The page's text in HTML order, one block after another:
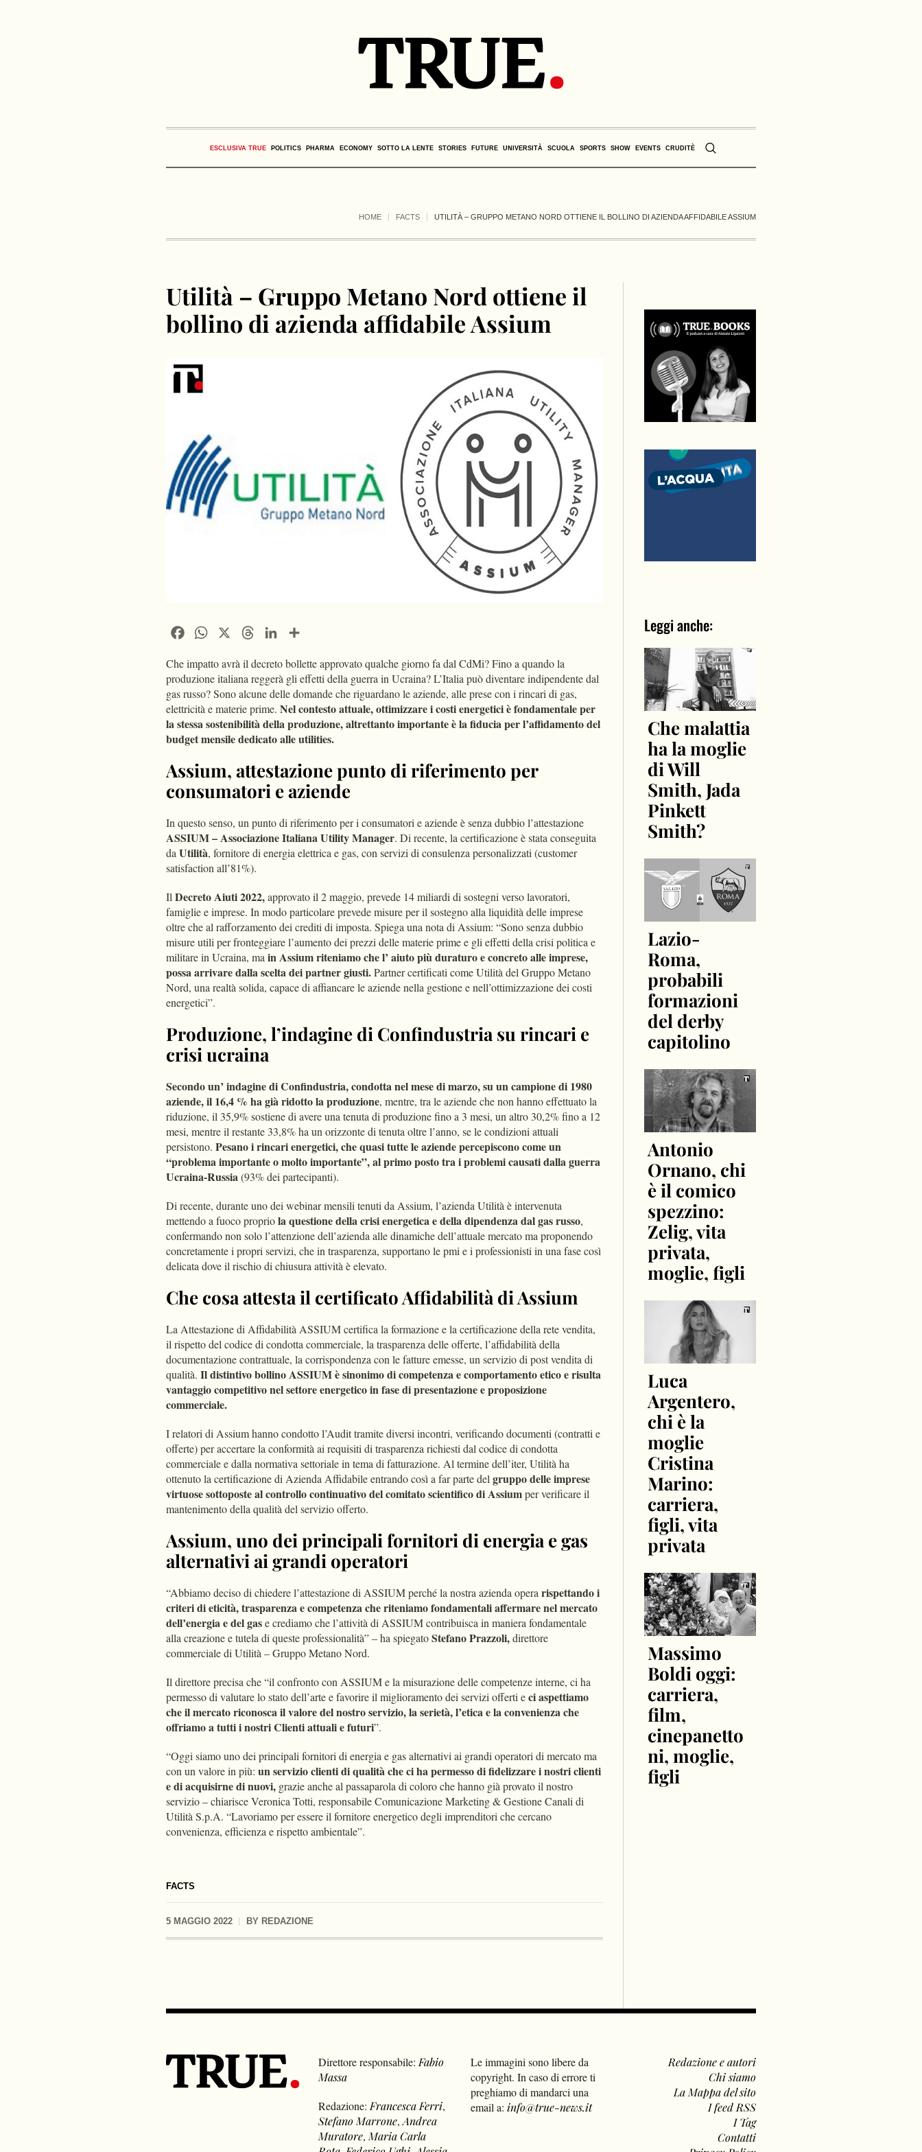
ESCLUSIVA TRUE POLITICS PHARMA ECONOMY SOTTO LA LENTE STORIES FUTURE UNIVERSITÀ SCUOLA SPORTS SHOW EVENTS CRUDITÈ
HOME FACTS UTILITÀ – GRUPPO METANO NORD OTTIENE IL BOLLINO DI AZIENDA AFFIDABILE ASSIUM
FACTS
Utilità – Gruppo Metano Nord ottiene il
bollino di azienda affidabile Assium
5 MAGGIO 2022 BY REDAZIONE
FacebookWhatsApp ThreadsLinkedIn
Che impatto avrà il decreto bollette approvato qualche giorno fa dal CdMi? Fino a quando la
produzione italiana reggerà gli effetti della guerra in Ucraina? L’Italia può diventare indipendente dal
gas russo? Sono alcune delle domande che riguardano le aziende, alle prese con i rincari di gas,
elettricità e materie prime. Nel contesto attuale, ottimizzare i costi energetici è fondamentale per
la stessa sostenibilità della produzione, altrettanto importante è la fiducia per l’affidamento del
budget mensile dedicato alle utilities.
Assium, attestazione punto di riferimento per
consumatori e aziende
In questo senso, un punto di riferimento per i consumatori e aziende è senza dubbio l’attestazione
ASSIUM – Associazione Italiana Utility Manager. Di recente, la certificazione è stata conseguita
daUtilità, fornitore di energia elettrica e gas, con servizi di consulenza personalizzati (customer
satisfaction all’81%).
IlDecreto Aiuti 2022,approvato il 2 maggio, prevede 14 miliardi di sostegni verso lavoratori,
famiglie e imprese. In modo particolare prevede misure per il sostegno alla liquidità delle imprese
oltre che al rafforzamento dei crediti di imposta. Spiega una nota di Assium: “Sono senza dubbio
misure utili per fronteggiare l’aumento dei prezzi delle materie prime e gli effetti della crisi politica e
militare in Ucraina, main Assium riteniamo che l’ aiuto più duraturo e concreto alle imprese,
possa arrivare dalla scelta dei partner giusti.Partner certificati come Utilità del Gruppo Metano
Nord, una realtà solida, capace di affiancare le aziende nella gestione e nell’ottimizzazione dei costi
energetici”.
Produzione, l’indagine di Confindustria su rincari e
crisi ucraina
Secondo un’ indagine di Confindustria, condotta nel mese di marzo, su un campione di 1980
aziende, il 16,4 % ha già ridotto la produzione, mentre, tra le aziende che non hanno effettuato la
riduzione, il 35,9% sostiene di avere una tenuta di produzione fino a 3 mesi, un altro 30,2% fino a 12
mesi, mentre il restante 33,8% ha un orizzonte di tenuta oltre l’anno, se le condizioni attuali
persistono. Pesano i rincari energetici, che quasi tutte le aziende percepiscono come un
“problema importante o molto importante”, al primo posto tra i problemi causati dalla guerra
Ucraina-Russia(93% dei partecipanti).
Di recente, durante uno dei webinar mensili tenuti da Assium, l’azienda Utilità è intervenuta
mettendo a fuoco propriola questione della crisi energetica e della dipendenza dal gas russo,
confermando non solo l’attenzione dell’azienda alle dinamiche dell’attuale mercato ma proponendo
concretamente i propri servizi, che in trasparenza, supportano le pmi e i professionisti in una fase così
delicata dove il rischio di chiusura attività è elevato.
Che cosa attesta il certificato Affidabilità di Assium
La Attestazione di Affidabilità ASSIUM certifica la formazione e la certificazione della rete vendita,
il rispetto del codice di condotta commerciale, la trasparenza delle offerte, l’affidabilità della
documentazione contrattuale, la corrispondenza con le fatture emesse, un servizio di post vendita di
qualità. Il distintivo bollino ASSIUM è sinonimo di competenza e comportamento etico e risulta
vantaggio competitivo nel settore energetico in fase di presentazione e proposizione
commerciale.
I relatori di Assium hanno condotto l’Audit tramite diversi incontri, verificando documenti (contratti e
offerte) per accertare la conformità ai requisiti di trasparenza richiesti dal codice di condotta
commerciale e dalla normativa settoriale in tema di fatturazione. Al termine dell’iter, Utilità ha
ottenuto la certificazione di Azienda Affidabile entrando così a far parte delgruppo delle imprese
virtuose sottoposte al controllo continuativo del comitato scientifico di Assiumper verificare il
mantenimento della qualità del servizio offerto.
Assium, uno dei principali fornitori di energia e gas
alternativi ai grandi operatori
“Abbiamo deciso di chiedere l’attestazione di ASSIUM perché la nostra azienda operarispettando i
criteri di eticità, trasparenza e competenza che riteniamo fondamentali affermare nel mercato
dell’energia e del gase crediamo che l’attività di ASSIUM contribuisca in maniera fondamentale
alla creazione e tutela di queste professionalità” – ha spiegatoStefano Prazzoli,direttore
commerciale di Utilità – Gruppo Metano Nord.
Il direttore precisa che “il confronto con ASSIUM e la misurazione delle competenze interne, ci ha
permesso di valutare lo stato dell’arte e favorire il miglioramento dei servizi offerti eci aspettiamo
che il mercato riconosca il valore del nostro servizio, la serietà, l’etica e la convenienza che
offriamo a tutti i nostri Clienti attuali e futuri”.
“Oggi siamo uno dei principali fornitori di energia e gas alternativi ai grandi operatori di mercato ma
con un valore in più: un servizio clienti di qualità che ci ha permesso di fidelizzare i nostri clienti
e di acquisirne di nuovi, grazie anche al passaparola di coloro che hanno già provato il nostro
servizio – chiarisce Veronica Totti, responsabile Comunicazione Marketing & Gestione Canali di
Utilità S.p.A. “Lavoriamo per essere il fornitore energetico degli imprenditori che cercano
convenienza, efficienza e rispetto ambientale”.
Leggi anche:
Che malattia
ha la moglie
di Will
Smith, Jada
Pinkett
Smith?
Lazio-
Roma,
probabili
formazioni
del derby
capitolino
Antonio
Ornano, chi
è il comico
spezzino:
Zelig, vita
privata,
moglie, figli
Luca
Argentero,
chi è la
moglie
Cristina
Marino:
carriera,
figli, vita
privata
Massimo
Boldi oggi:
carriera,
film,
cinepanetto
ni, moglie,
figli
Direttore responsabile:Fabio
Massa
Redazione:Francesca Ferri,
Stefano Marrone,Andrea
Muratore,Maria Carla
Le immagini sono libere da
copyright. In caso di errore ti
preghiamo di mandarci una
email a: info@true-news.it
Redazione e autori
Chi siamo
La Mappa del sito
I feed RSS
I Tag
Contatti